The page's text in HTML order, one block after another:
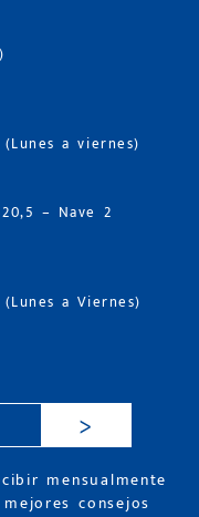
a viernes)
– Nave 2
a Viernes)
>
mensualmente
consejos